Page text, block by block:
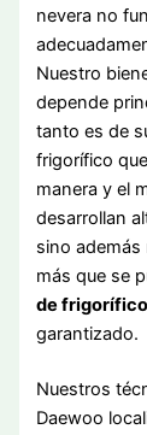
nevera no
Nuestro
depende
tanto es de
frigorífico
manera y el
desarrollan
sino además
más que se
de
garantizado.
Nuestros
Daewoo